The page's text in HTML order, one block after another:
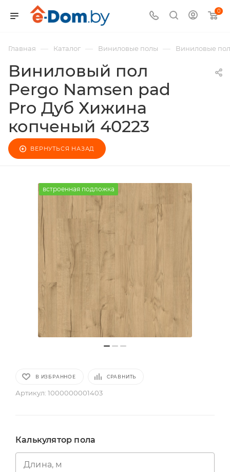
0
Главная — Каталог — Виниловые полы — Виниловые
Виниловый пол
Pergo Namsen pad
Pro Дуб Хижина
копченый 40223
ВЕРНУТЬСЯ НАЗАД
встроенная подложка
В ИЗБРАННОЕ СРАВНИТЬ
Артикул: 1000000001403
Калькулятор пола
Длина, м